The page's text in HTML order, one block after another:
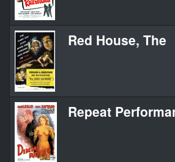
Red House, The
Repeat